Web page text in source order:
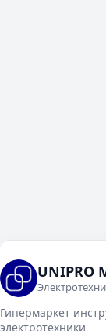
UNIPRO
Гипермаркет
электротехники